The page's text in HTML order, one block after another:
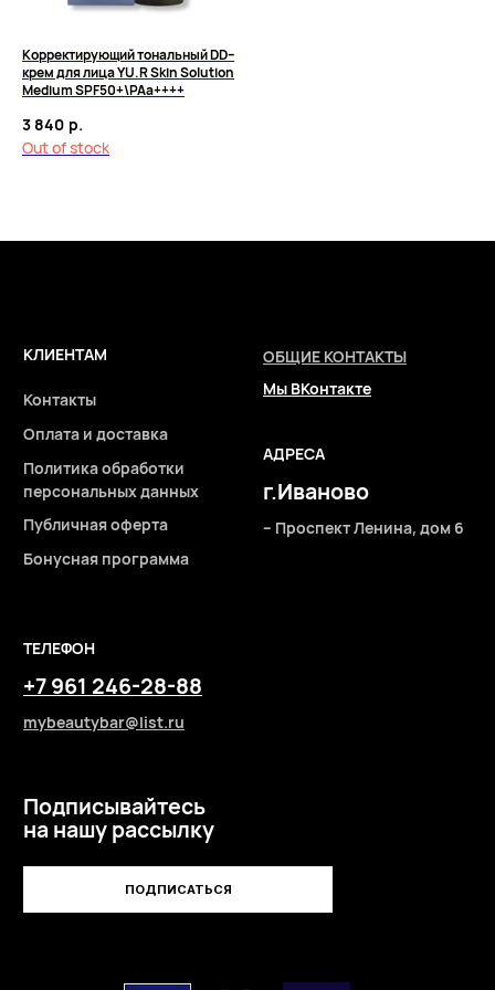
Корректирующий тональный DD–
крем для лица YU.R Skin Solution
Medium SPF50+\PAa++++
3 840 р.
Out of stock
2026 © Интернет-магазин косметики «MY BEAUTY BAR»